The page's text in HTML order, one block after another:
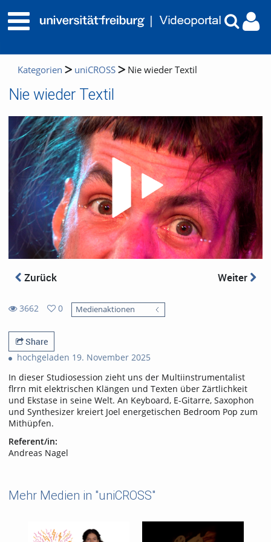
Kategorien uniCROSS Nie wieder Textil
Nie wieder Textil
Zurück Weiter
3662
views
0
favorites
Medienaktionen
Share
hochgeladen 19. November 2025
In dieser Studiosession zieht uns der Multiinstrumentalist
flrrn mit elektrischen Klängen und Texten über Zärtlichkeit
und Ekstase in seine Welt. An Keyboard, E-Gitarre, Saxophon
und Synthesizer kreiert Joel energetischen Bedroom Pop zum
Mithüpfen.
Referent/in:
Andreas Nagel
Mehr Medien in "uniCROSS"